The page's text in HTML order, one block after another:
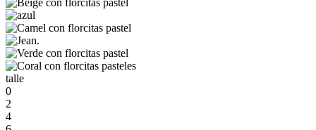
talle
0
2
4